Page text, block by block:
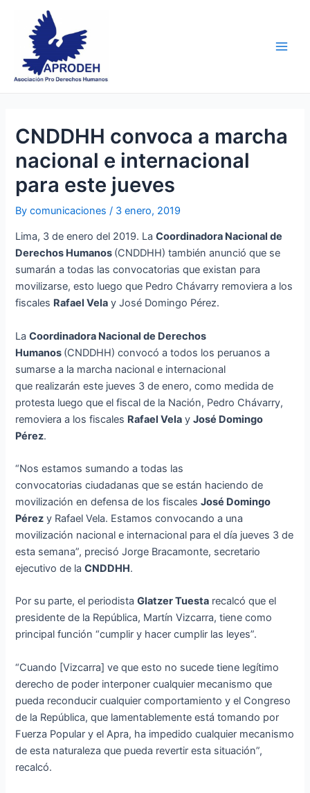
content
CNDDHH convoca a marcha
nacional e internacional
para este jueves
Bycomunicaciones/ 3 enero, 2019
Lima, 3 de enero del 2019. LaCoordinadora Nacional de
Derechos Humanos (CNDDHH) también anunció que se
sumarán a todas las convocatorias que existan para
movilizarse, esto luego que Pedro Chávarry removiera a los
fiscales Rafael Vela y José Domingo Pérez.
LaCoordinadora Nacional de Derechos
Humanos (CNDDHH) convocó a todos los peruanos a
sumarse a la marcha nacional e internacional
que realizarán este jueves 3 de enero, como medida de
protesta luego que el fiscal de la Nación, Pedro Chávarry,
removiera a los fiscales Rafael Vela yJosé Domingo
Pérez.
“Nos estamos sumando a todas las
convocatorias ciudadanas que se están haciendo de
movilización en defensa de los fiscalesJosé Domingo
Pérez y Rafael Vela. Estamos convocando a una
movilización nacional e internacional para el día jueves 3 de
esta semana”, precisó Jorge Bracamonte, secretario
ejecutivo de laCNDDHH.
Por su parte, el periodistaGlatzer Tuesta recalcó que el
presidente de la República, Martín Vizcarra, tiene como
principal función “cumplir y hacer cumplir las leyes”.
“Cuando [Vizcarra] ve que esto no sucede tiene legítimo
derecho de poder interponer cualquier mecanismo que
pueda reconducir cualquier comportamiento y el Congreso
de la República, que lamentablemente está tomando por
Fuerza Popular y el Apra, ha impedido cualquier mecanismo
de esta naturaleza que pueda revertir esta situación”,
recalcó.
navigation